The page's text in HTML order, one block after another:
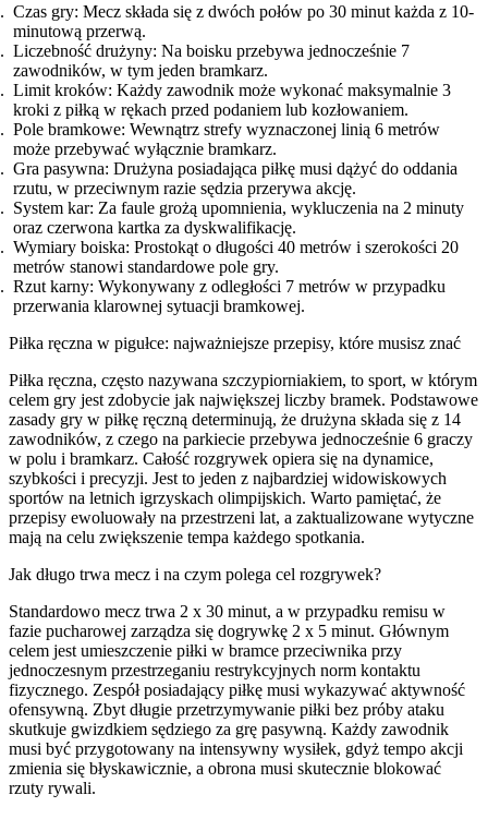
Czas gry: Mecz składa się z dwóch połów po 30 minut każda z 10-
minutową przerwą.
Liczebność drużyny: Na boisku przebywa jednocześnie 7
zawodników, w tym jeden bramkarz.
Limit kroków: Każdy zawodnik może wykonać maksymalnie 3
kroki z piłką w rękach przed podaniem lub kozłowaniem.
Pole bramkowe: Wewnątrz strefy wyznaczonej linią 6 metrów
może przebywać wyłącznie bramkarz.
Gra pasywna: Drużyna posiadająca piłkę musi dążyć do oddania
rzutu, w przeciwnym razie sędzia przerywa akcję.
System kar: Za faule grożą upomnienia, wykluczenia na 2 minuty
oraz czerwona kartka za dyskwalifikację.
Wymiary boiska: Prostokąt o długości 40 metrów i szerokości 20
metrów stanowi standardowe pole gry.
Rzut karny: Wykonywany z odległości 7 metrów w przypadku
przerwania klarownej sytuacji bramkowej.
Piłka ręczna w pigułce: najważniejsze przepisy, które musisz znać
Piłka ręczna, często nazywana szczypiorniakiem, to sport, w którym
celem gry jest zdobycie jak największej liczby bramek. Podstawowe
zasady gry w piłkę ręczną determinują, że drużyna składa się z 14
zawodników, z czego na parkiecie przebywa jednocześnie 6 graczy
w polu i bramkarz. Całość rozgrywek opiera się na dynamice,
szybkości i precyzji. Jest to jeden z najbardziej widowiskowych
sportów na letnich igrzyskach olimpijskich. Warto pamiętać, że
przepisy ewoluowały na przestrzeni lat, a zaktualizowane wytyczne
mają na celu zwiększenie tempa każdego spotkania.
Jak długo trwa mecz i na czym polega cel rozgrywek?
Standardowo mecz trwa 2 x 30 minut, a w przypadku remisu w
fazie pucharowej zarządza się dogrywkę 2 x 5 minut. Głównym
celem jest umieszczenie piłki w bramce przeciwnika przy
jednoczesnym przestrzeganiu restrykcyjnych norm kontaktu
fizycznego. Zespół posiadający piłkę musi wykazywać aktywność
ofensywną. Zbyt długie przetrzymywanie piłki bez próby ataku
skutkuje gwizdkiem sędziego za grę pasywną. Każdy zawodnik
musi być przygotowany na intensywny wysiłek, gdyż tempo akcji
zmienia się błyskawicznie, a obrona musi skutecznie blokować
rzuty rywali.